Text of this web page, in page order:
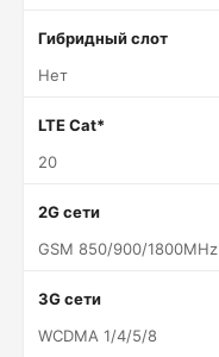
Гибридный слот
Нет
LTE Cat*
20
2G сети
GSM 850/900/1800MHz
3G сети
WCDMA 1/4/5/8